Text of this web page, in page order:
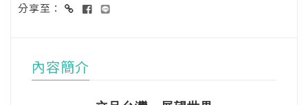
分享至：
內容簡介